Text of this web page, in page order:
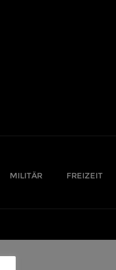
MILITÄR FREIZEIT